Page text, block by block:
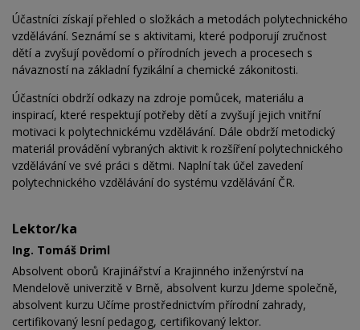
Účastníci získají přehled o složkách a metodách polytechnického
vzdělávání. Seznámí se s aktivitami, které podporují zručnost
dětí a zvyšují povědomí o přírodních jevech a procesech s
návazností na základní fyzikální a chemické zákonitosti.
Účastníci obdrží odkazy na zdroje pomůcek, materiálu a
inspirací, které respektují potřeby dětí a zvyšují jejich vnitřní
motivaci k polytechnickému vzdělávání. Dále obdrží metodický
materiál provádění vybraných aktivit k rozšíření polytechnického
vzdělávání ve své práci s dětmi. Naplní tak účel zavedení
polytechnického vzdělávání do systému vzdělávání ČR.
Lektor/ka
Ing. Tomáš Driml
Absolvent oborů Krajinářství a Krajinného inženýrství na
Mendelově univerzitě v Brně, absolvent kurzu Jdeme společně,
absolvent kurzu Učíme prostřednictvím přírodní zahrady,
certifikovaný lesní pedagog, certifikovaný lektor.